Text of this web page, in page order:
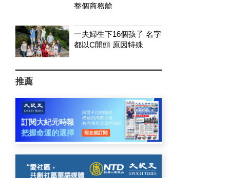
整個商務艙
一夫婦生下16個孩子 名字
都以C開頭 原因特殊
推薦